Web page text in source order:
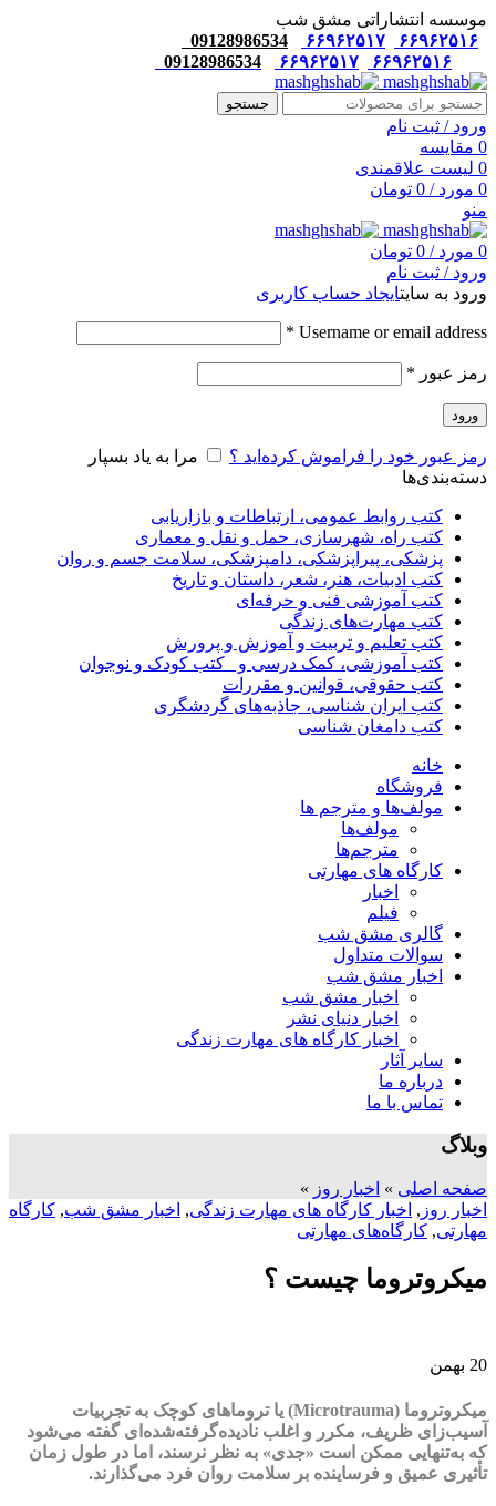
موسسه انتشاراتی مشق شب
۶۶۹۶۲۵۱۶
۶۶۹۶۲۵۱۷
09128986534
۶۶۹۶۲۵۱۶
۶۶۹۶۲۵۱۷ 09128986534
جستجو
ورود / ثبت نام
0 مقایسه
0 لیست علاقمندی
0 مورد /
0 تومان
منو
0 مورد /
0 تومان
ورود / ثبت نام
ورود به سایتایجاد حساب کاربری
Username or email address
*
رمز عبور *
ورود
رمز عبور خود را فراموش کرده‌اید ؟
مرا به یاد بسپار
دسته‌بندی‌ها
کتب روابط عمومی، ارتباطات و بازاریابی
کتب راه، شهرسازی، حمل و نقل و معماری
پزشکی، پیراپزشکی، دامپزشکی، سلامت جسم و روان
کتب ادبیات، هنر، شعر، داستان و تاریخ
کتب آموزشی فنی و حرفه‌ای
کتب مهارت‌های زندگی
کتب تعلیم و تربیت و آموزش و پرورش
کتب آموزشی، کمک درسی و _کتب کودک و نوجوان
کتب حقوقی، قوانین و مقررات
کتب ایران شناسی، جاذبه‌های گردشگری
کتب دامغان شناسی
خانه
فروشگاه
مولف‌ها و مترجم ها
مولف‌ها
مترجم‌ها
کارگاه های مهارتی
اخبار
فیلم
گالری مشق شب
سوالات متداول
اخبار مشق شب
اخبار مشق شب
اخبار دنیای نشر
اخبار کارگاه های مهارت زندگی
سایر آثار
درباره ما
تماس با ما
وبلاگ
صفحه اصلی » اخبار روز »
اخبار روز , اخبار کارگاه های مهارت زندگی, اخبار مشق شب, کارگاه
مهارتی, کارگاه‌های مهارتی
میکروتروما چیست ؟
20 بهمن
میکروتروما (Microtrauma) یا تروماهای کوچک به تجربیات
آسیب‌زای ظریف، مکرر و اغلب نادیده‌گرفته‌شده‌ای گفته می‌شود
که به‌تنهایی ممکن است «جدی» به نظر نرسند، اما در طول زمان
تأثیری عمیق و فرساینده بر سلامت روان فرد می‌گذارند.